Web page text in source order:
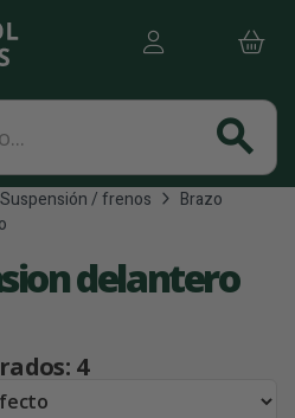
search
Suspensión / frenos
Brazo
delantero
4